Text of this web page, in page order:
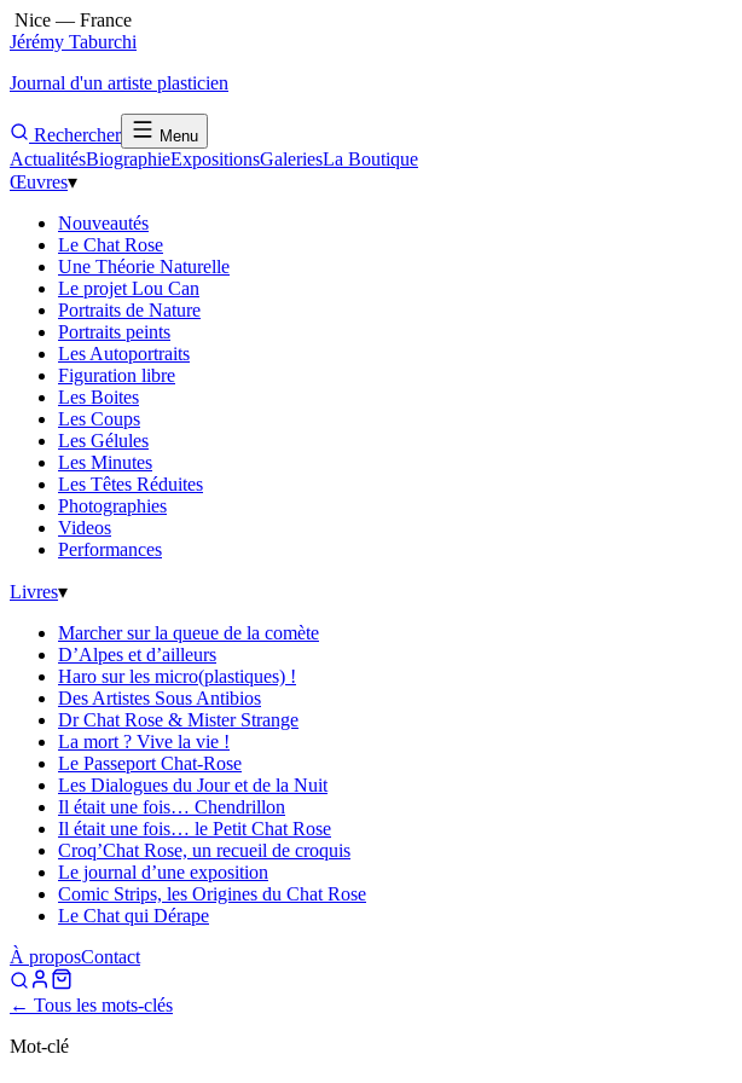
Nice — France
Jérémy Taburchi
Journal d'un artiste plasticien
Rechercher Menu
ActualitésBiographieExpositionsGaleriesLa Boutique
Œuvres▾
Nouveautés
Le Chat Rose
Une Théorie Naturelle
Le projet Lou Can
Portraits de Nature
Portraits peints
Les Autoportraits
Figuration libre
Les Boites
Les Coups
Les Gélules
Les Minutes
Les Têtes Réduites
Photographies
Videos
Performances
Livres▾
Marcher sur la queue de la comète
D’Alpes et d’ailleurs
Haro sur les micro(plastiques) !
Des Artistes Sous Antibios
Dr Chat Rose & Mister Strange
La mort ? Vive la vie !
Le Passeport Chat-Rose
Les Dialogues du Jour et de la Nuit
Il était une fois… Chendrillon
Il était une fois… le Petit Chat Rose
Croq’Chat Rose, un recueil de croquis
Le journal d’une exposition
Comic Strips, les Origines du Chat Rose
Le Chat qui Dérape
À proposContact
← Tous les mots-clés
Mot-clé